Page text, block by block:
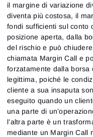
il margine di variazione
diventa più costosa, il
fondi sufficienti sul conto
posizione aperta, dalla
del rischio e può
chiamata Margin Call e
forzatamente dalla borsa
legittima, poiché le
cliente a sua insaputa
eseguito quando un
una parte di
l’altra parte è un
mediante un Margin Call